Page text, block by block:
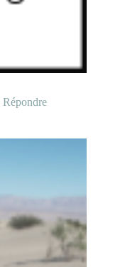
Répondre